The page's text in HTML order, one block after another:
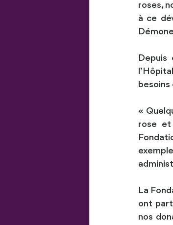
roses,
à ce
Depuis
«
rose et
La
ont
nos